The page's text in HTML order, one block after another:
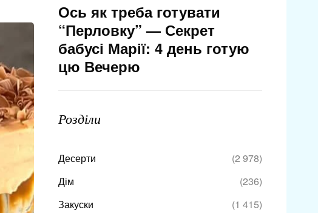
Ось як треба готувати
“Перловку” — Секрет
бабусі Марії: 4 день готую
цю Вечерю
Розділи
Десерти
(2 978)
Дім
(236)
Закуски
(1 415)